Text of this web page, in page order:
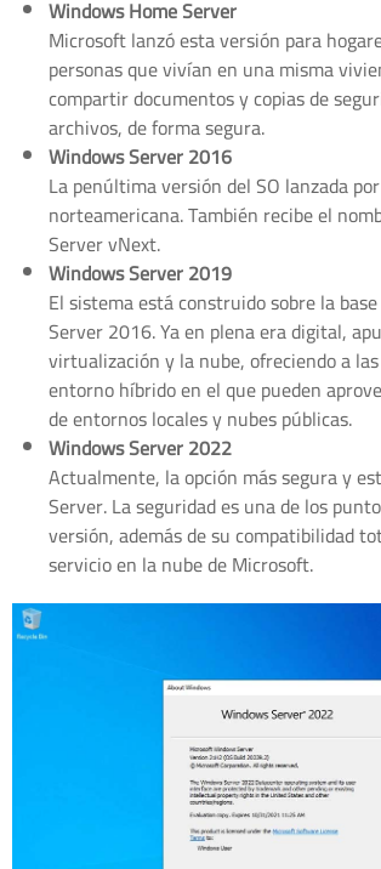
Windows Home Server
Microsoft lanzó esta versión para
personas que vivían en una misma
compartir documentos y copias de
archivos, de forma segura.
Windows Server 2016
La penúltima versión del SO lanzada
norteamericana. También recibe el
Server vNext.
Windows Server 2019
El sistema está construido sobre la
Server 2016. Ya en plena era digital,
virtualización y la nube, ofreciendo a
entorno híbrido en el que pueden
de entornos locales y nubes públicas.
Windows Server 2022
Actualmente, la opción más segura y
Server. La seguridad es una de los
versión, además de su compatibilidad
servicio en la nube de Microsoft.